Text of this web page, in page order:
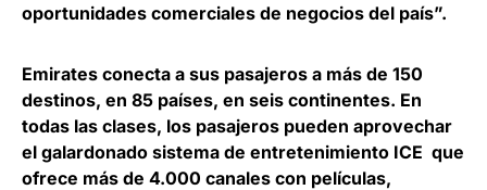
oportunidades comerciales de negocios del país”.
Emirates conecta a sus pasajeros a más de 150
destinos, en 85 países, en seis continentes. En
todas las clases, los pasajeros pueden aprovechar
el galardonado sistema de entretenimiento ICE que
ofrece más de 4.000 canales con películas,